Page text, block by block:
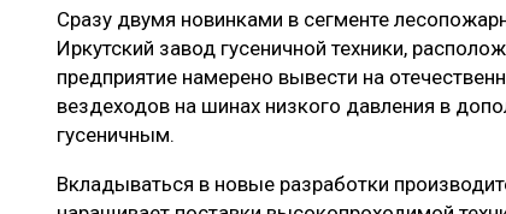
Сразу двумя новинками в сегменте
Иркутский завод гусеничной техники,
предприятие намерено вывести на
вездеходов на шинах низкого давления в
гусеничным.
Вкладываться в новые разработки